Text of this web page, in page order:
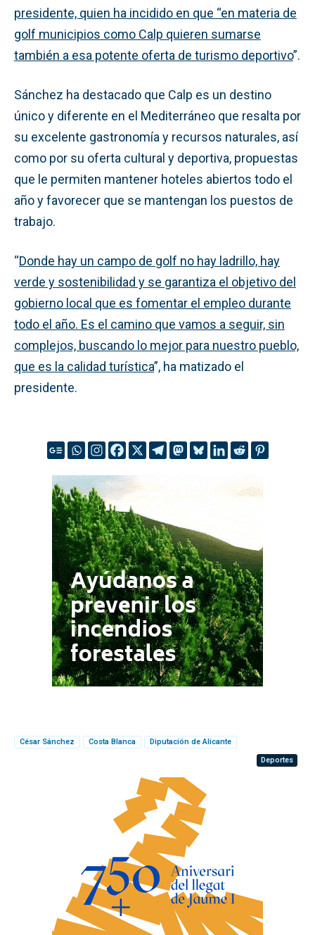
presidente, quien ha incidido en que “en materia de
golf municipios como Calp quieren sumarse
también a esa potente oferta de turismo deportivo”.
Sánchez ha destacado que Calp es un destino
único y diferente en el Mediterráneo que resalta por
su excelente gastronomía y recursos naturales, así
como por su oferta cultural y deportiva, propuestas
que le permiten mantener hoteles abiertos todo el
año y favorecer que se mantengan los puestos de
trabajo.
“Donde hay un campo de golf no hay ladrillo, hay
verde y sostenibilidad y se garantiza el objetivo del
gobierno local que es fomentar el empleo durante
todo el año. Es el camino que vamos a seguir, sin
complejos, buscando lo mejor para nuestro pueblo,
que es la calidad turística”, ha matizado el
presidente.
César Sánchez Costa Blanca
Diputación de Alicante
Deportes